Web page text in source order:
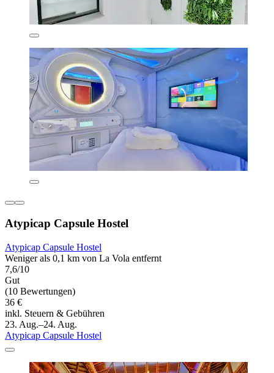
Atypicap Capsule Hostel
Atypicap Capsule Hostel
Weniger als 0,1 km von La Vola entfernt
7,6/10
Gut
(10 Bewertungen)
36 €
inkl. Steuern & Gebühren
23. Aug.–24. Aug.
Atypicap Capsule Hostel